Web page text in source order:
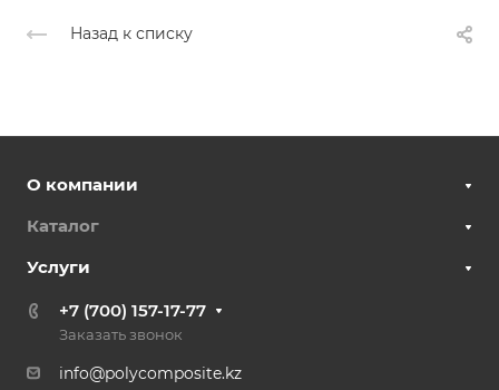
Назад к списку
О компании
Каталог
Услуги
+7 (700) 157-17-77
Заказать звонок
info@polycomposite.kz